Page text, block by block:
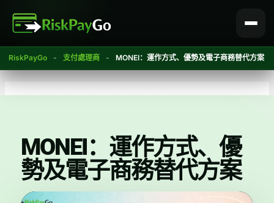
RiskPayGo - 支付處理商 - MONEI：運作方式、優勢及電子商務替代方案
MONEI：運作方式、優
勢及電子商務替代方案